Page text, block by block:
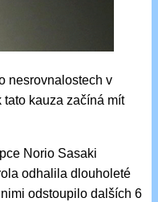
nesrovnalostech v
tato kauza začíná mít
Norio Sasaki
odhalila dlouholeté
odstoupilo dalších 6